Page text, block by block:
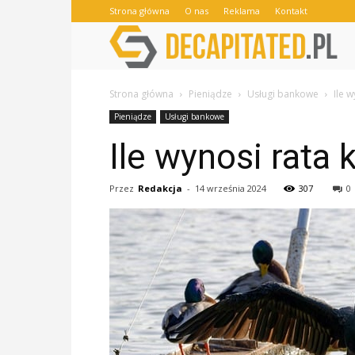
Strona główna O nas Reklama Kontakt
Strona główna Pieniądze Usługi bankowe Ile
Pieniądze Usługi bankowe
Ile wynosi rata
Przez Redakcja - 14 września 2024 307 0